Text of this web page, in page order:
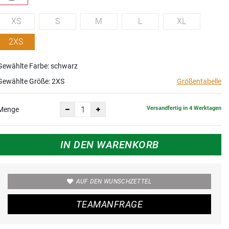
XS S M L XL
2XS
Farbe: schwarz
Größe:2XS Größentabelle
Versandfertig in 4 Werktagen
IN DEN WARENKORB
AUF DEN WUNSCHZETTEL
TEAMANFRAGE